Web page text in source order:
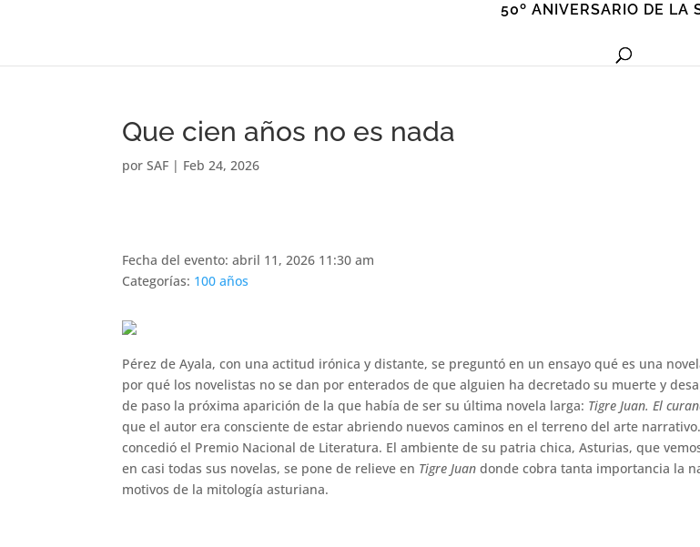
50º ANIVERSARIO DE LA
Que cien años no es nada
porSAF | Feb 24, 2026
Fecha del evento: abril 11, 2026 11:30 am
Categorías: 100 años
Pérez de Ayala, con una actitud irónica y distante, se preguntó en un ensayo qué es una
por qué los novelistas no se dan por enterados de que alguien ha decretado su muerte y
de paso la próxima aparición de la que había de ser su última novela larga: Tigre Juan. El
que el autor era consciente de estar abriendo nuevos caminos en el terreno del arte
concedió el Premio Nacional de Literatura. El ambiente de su patria chica, Asturias, que
en casi todas sus novelas, se pone de relieve en Tigre Juan donde cobra tanta importancia la
motivos de la mitología asturiana.